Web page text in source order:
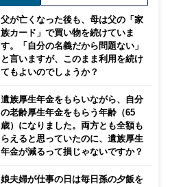
父が亡くなった後も、母は父の「家
族カード」で買い物を続けていま
す。「自分の名義だから問題ない」
と言いますが、このまま利用を続け
てもよいのでしょうか？
遺族厚生年金をもらいながら、自分
の老齢厚生年金をもらう年齢（65
歳）になりました。両方とも全額も
らえると思っていたのに、遺族厚生
年金が減るって損じゃないですか？
娘夫婦が仕事の日は毎日孫の夕飯を